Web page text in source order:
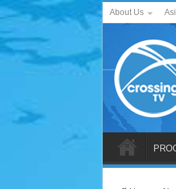
About Us